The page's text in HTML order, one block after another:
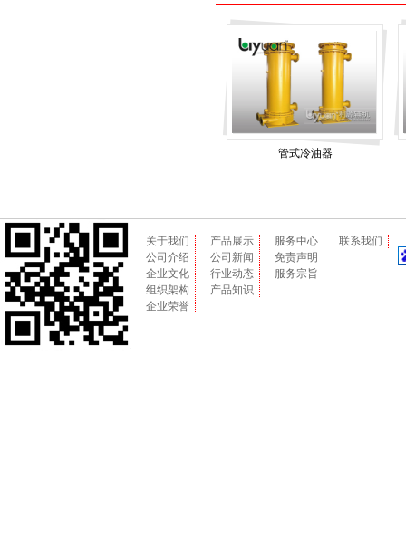
管式冷油器
关于我们
公司介绍
企业文化
组织架构
企业荣誉
产品展示
公司新闻
行业动态
产品知识
服务中心
免责声明
服务宗旨
联系我们